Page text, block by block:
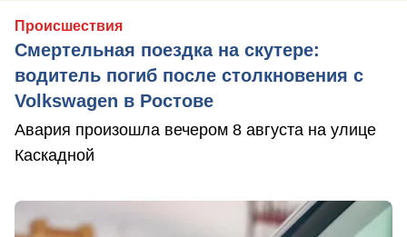
Происшествия
Смертельная поездка на скутере:
водитель погиб после столкновения с
Volkswagen в Ростове
Авария произошла вечером 8 августа на улице
Каскадной